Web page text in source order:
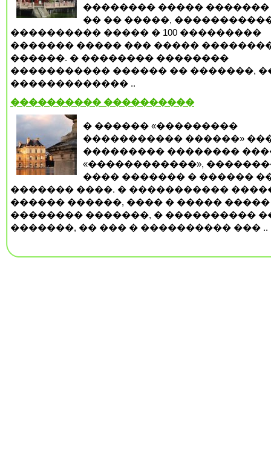
�������� ����� �������
�� �� �����,
���������� ����� � 100 ���������
������� ����� ��� �����
������. � �������� ��������
����������� ������ �� �������,
������������� ..
���������� ����������
� ������ «���������
����������� ������»
��������� ��������
«������������»,
���� ������� � ������
������� ����. � �����������
������ ������, ���� � ����� �����
�������� �������, � ����������
�������, �� ��� � ���������� ��� ..